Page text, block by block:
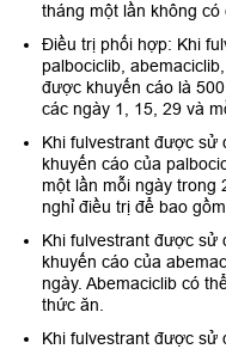
tháng một lần không có
Điều trị phối hợp: Khi
palbociclib,
được khuyến cáo là
các ngày 1, 15, 29 và
Khi fulvestrant được sử
khuyến cáo của
một lần mỗi ngày trong
nghỉ điều trị để bao
Khi fulvestrant được sử
khuyến cáo của
ngày. Abemaciclib có
thức ăn.
Khi fulvestrant được sử